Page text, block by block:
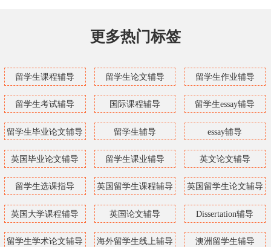
更多热门标签
留学生课程辅导 留学生论文辅导 留学生作业辅导
留学生考试辅导 国际课程辅导 留学生essay辅导
留学生毕业论文辅导 留学生辅导 essay辅导
英国毕业论文辅导 留学生课业辅导 英文论文辅导
留学生选课指导 英国留学生课程辅导 英国留学生论文辅导
英国大学课程辅导 英国论文辅导 Dissertation辅导
留学生学术论文辅导 海外留学生线上辅导 澳洲留学生辅导